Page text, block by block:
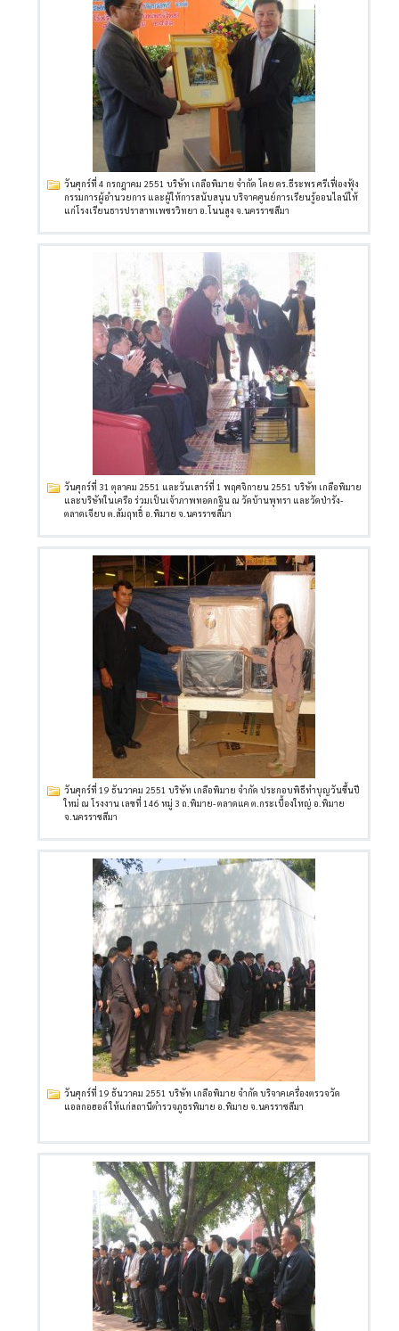
วันศุกร์ที่ 4 กรกฎาคม 2551 บริษัท เกลือพิมาย จำกัด โดย ดร.ธีระพร ศรีเฟื่องฟุ้ง
กรรมการผู้อำนวยการ และผู้ให้การสนับสนุน บริจาคศูนย์การเรียนรู้ออนไลน์ให้
แก่โรงเรียนธารปราสาทเพชรวิทยา อ.โนนสูง จ.นครราชสีมา
วันศุกร์ที่ 31 ตุลาคม 2551 และวันเสาร์ที่ 1 พฤศจิกายน 2551 บริษัท เกลือพิมาย
และบริษัทในเครือ ร่วมเป็นเจ้าภาพทอดกฐิน ณ วัดบ้านพุทรา และวัดป่ารัง-
ตลาดเจียบ ต.สัมฤทธิ์ อ.พิมาย จ.นครราชสีมา
วันศุกร์ที่ 19 ธันวาคม 2551 บริษัท เกลือพิมาย จำกัด ประกอบพิธีทำบุญวันขึ้นปี
ใหม่ ณ โรงงาน เลขที่ 146 หมู่ 3 ถ.พิมาย- ตลาดแค ต.กระเบื้องใหญ่ อ.พิมาย
จ.นครราชสีมา
วันศุกร์ที่ 19 ธันวาคม 2551 บริษัท เกลือพิมาย จำกัด บริจาคเครื่องตรวจวัด
แอลกอฮอล์ ให้แก่สถานีตำรวจภูธรพิมาย อ.พิมาย จ.นครราชสีมา